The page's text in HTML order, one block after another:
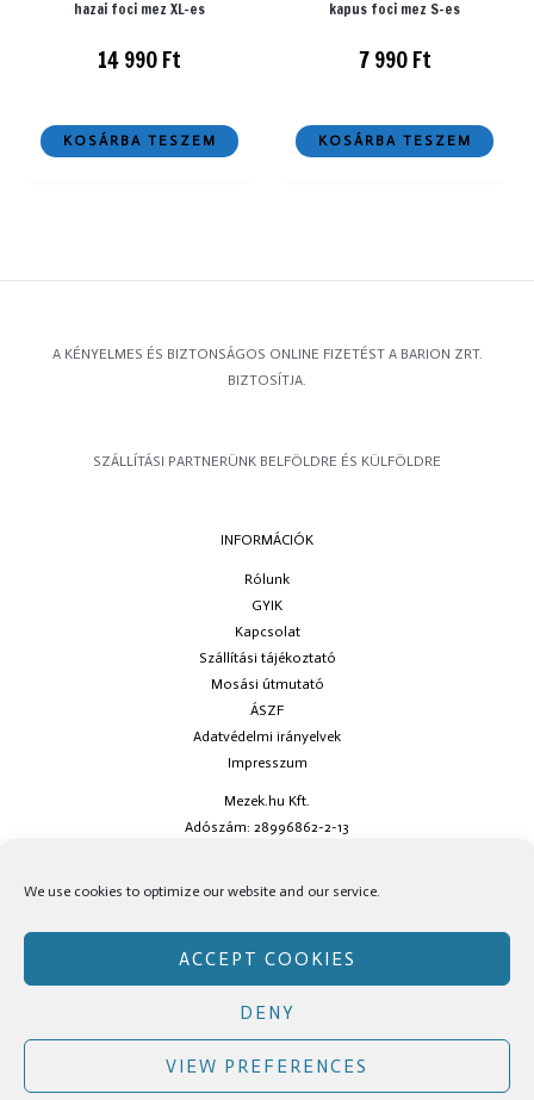
We use cookies to optimize our website and our service.
ACCEPT COOKIES
DENY
VIEW PREFERENCES
hazai foci mez XL-es
14 990Ft
KOSÁRBA TESZEM
kapus foci mez S-es
7 990Ft
KOSÁRBA TESZEM
A KÉNYELMES ÉS BIZTONSÁGOS ONLINE FIZETÉST A BARION ZRT.
BIZTOSÍTJA.
SZÁLLÍTÁSI PARTNERÜNK BELFÖLDRE ÉS KÜLFÖLDRE
INFORMÁCIÓK
Rólunk
GYIK
Kapcsolat
Szállítási tájékoztató
Mosási útmutató
ÁSZF
Adatvédelmi irányelvek
Impresszum
Mezek.hu Kft.
Adószám: 28996862-2-13
social oldalainkon!
Copyright © Mezek.hu 2026 Mezek.hu
Facebook Instagram